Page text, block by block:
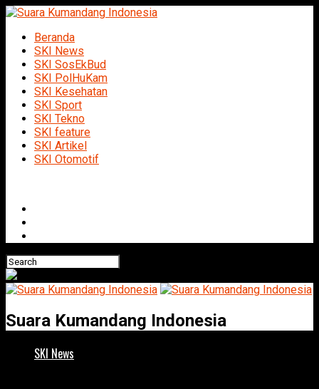
Beranda
SKI News
SKI SosEkBud
SKI PolHuKam
SKI Kesehatan
SKI Sport
SKI Tekno
SKI feature
SKI Artikel
SKI Otomotif
Suara Kumandang Indonesia
SKI News